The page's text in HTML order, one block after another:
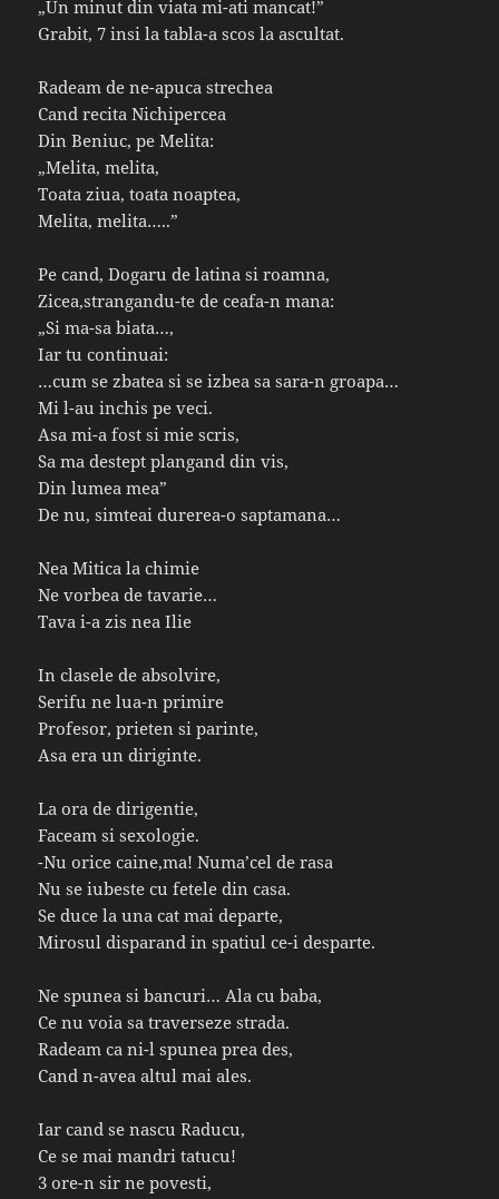
„Un minut din viata mi-ati mancat!”
Grabit, 7 insi la tabla-a scos la ascultat.
Radeam de ne-apuca strechea
Cand recita Nichipercea
Din Beniuc, pe Melita:
„Melita, melita,
Toata ziua, toata noaptea,
Melita, melita…..”
Pe cand, Dogaru de latina si roamna,
Zicea,strangandu-te de ceafa-n mana:
„Si ma-sa biata…,
Iar tu continuai:
…cum se zbatea si se izbea sa sara-n groapa…
Mi l-au inchis pe veci.
Asa mi-a fost si mie scris,
Sa ma destept plangand din vis,
Din lumea mea”
De nu, simteai durerea-o saptamana…
Nea Mitica la chimie
Ne vorbea de tavarie…
Tava i-a zis nea Ilie
In clasele de absolvire,
Serifu ne lua-n primire
Profesor, prieten si parinte,
Asa era un diriginte.
La ora de dirigentie,
Faceam si sexologie.
-Nu orice caine,ma! Numa’cel de rasa
Nu se iubeste cu fetele din casa.
Se duce la una cat mai departe,
Mirosul disparand in spatiul ce-i desparte.
Ne spunea si bancuri… Ala cu baba,
Ce nu voia sa traverseze strada.
Radeam ca ni-l spunea prea des,
Cand n-avea altul mai ales.
Iar cand se nascu Raducu,
Ce se mai mandri tatucu!
3 ore-n sir ne povesti,